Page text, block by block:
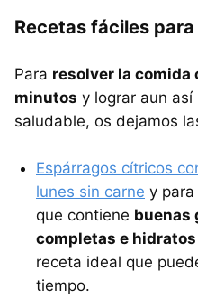
Recetas fáciles
Para resolver la comida
minutos y lograr aun
saludable, os dejamos
Espárragos cítricos
lunes sin carne y
que contiene buenas
completas e
receta ideal que
tiempo.